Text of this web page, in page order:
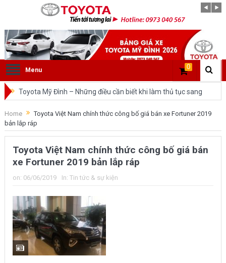
Menu 0
Toyota Mỹ Đình – Những điều cần biết khi làm thủ tục sang
tên ô tô trong cùng tỉnh.
So sánh Toyota Veloz Cross và Toyota Innova: Nên chọn xe
nào?
Đánh giá tổng quan về xe Toyota Veloz Cross 2022 HOT
nhất trên thị trường.
Những dòng xe của Toyota đang chiếm lĩnh tại thị trường
Việt Nam?
Toyota Việt Nam chính thức ra mắt Toyota Fortuner 2022 và
Land cruiser 2022 phiên bản mới
Home
Toyota Việt Nam chính thức công bố giá bán xe Fortuner 2019
bản lắp ráp
Toyota Việt Nam chính thức công bố giá bán
xe Fortuner 2019 bản lắp ráp
on: 06/06/2019 In: Tin tức & sự kiện